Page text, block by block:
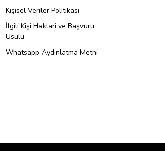
Kişisel Veriler Politikası
İlgili Kişi Haklari ve Başvuru
Usulu
Whatsapp Aydınlatma Metni